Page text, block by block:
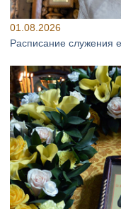
01.08.2026
Расписание служения